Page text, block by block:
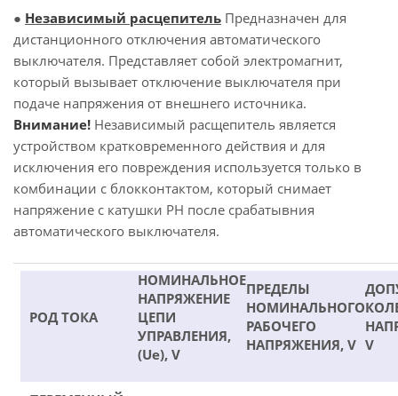
● Независимый расцепитель Предназначен для
дистанционного отключения автоматического
выключателя. Представляет собой электромагнит,
который вызывает отключение выключателя при
подаче напряжения от внешнего источника.
Внимание! Независимый расщепитель является
устройством кратковременного действия и для
исключения его повреждения используется только в
комбинации с блокконтактом, который снимает
напряжение с катушки РН после срабатывния
автоматического выключателя.
РОД ТОКА
НОМИНАЛЬНОЕ
НАПРЯЖЕНИЕ
ЦЕПИ
УПРАВЛЕНИЯ,
(Ue), V
ПРЕДЕЛЫ
НОМИНАЛЬНОГО
РАБОЧЕГО
НАПРЯЖЕНИЯ, V V